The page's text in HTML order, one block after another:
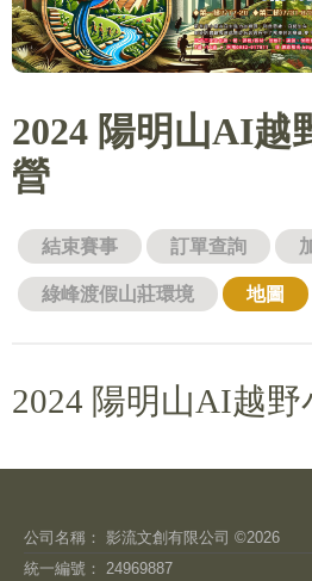
2024 陽明山AI越
營
結束賽事 訂單查詢
綠峰渡假山莊環境 地圖
2024 陽明山AI越
公司名稱： 影流文創有限公司 ©2026
統一編號： 24969887